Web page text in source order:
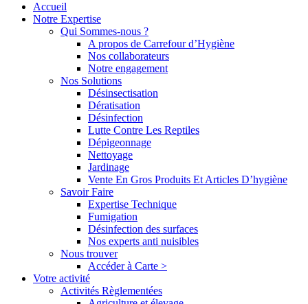
Accueil
Notre Expertise
Qui Sommes-nous ?
A propos de Carrefour d’Hygiène
Nos collaborateurs
Notre engagement
Nos Solutions
Désinsectisation
Dératisation
Désinfection
Lutte Contre Les Reptiles
Dépigeonnage
Nettoyage
Jardinage
Vente En Gros Produits Et Articles D’hygiène
Savoir Faire
Expertise Technique
Fumigation
Désinfection des surfaces
Nos experts anti nuisibles
Nous trouver
Accéder à Carte >
Votre activité
Activités Règlementées